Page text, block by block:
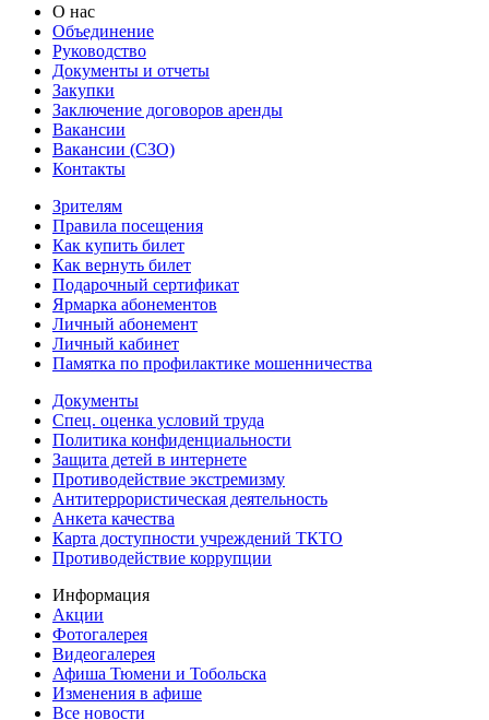
О нас
Объединение
Руководство
Документы и отчеты
Закупки
Заключение договоров аренды
Вакансии
Вакансии (СЗО)
Контакты
Зрителям
Правила посещения
Как купить билет
Как вернуть билет
Подарочный сертификат
Ярмарка абонементов
Личный абонемент
Личный кабинет
Памятка по профилактике мошенничества
Документы
Спец. оценка условий труда
Политика конфиденциальности
Защита детей в интернете
Противодействие экстремизму
Антитеррористическая деятельность
Анкета качества
Карта доступности учреждений ТКТО
Противодействие коррупции
Информация
Акции
Фотогалерея
Видеогалерея
Афиша Тюмени и Тобольска
Изменения в афише
Все новости